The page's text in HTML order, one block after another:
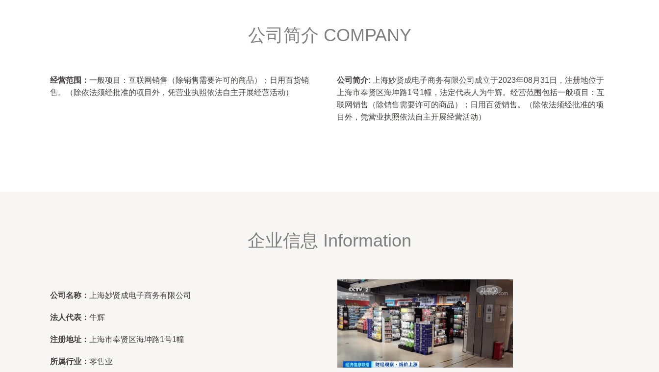
公司简介 COMPANY
经营范围： 一般项目：互联网销售（除销售需要许可的商品）；日用百货销
售。（除依法须经批准的项目外，凭营业执照依法自主开展经营活动）
公司简介: 上海妙贤成电子商务有限公司成立于2023年08月31日，注册地位于
上海市奉贤区海坤路1号1幢，法定代表人为牛辉。经营范围包括一般项目：互
联网销售（除销售需要许可的商品）；日用百货销售。（除依法须经批准的项
目外，凭营业执照依法自主开展经营活动）
企业信息 Information
公司名称： 上海妙贤成电子商务有限公司
法人代表： 牛辉
注册地址： 上海市奉贤区海坤路1号1幢
所属行业： 零售业